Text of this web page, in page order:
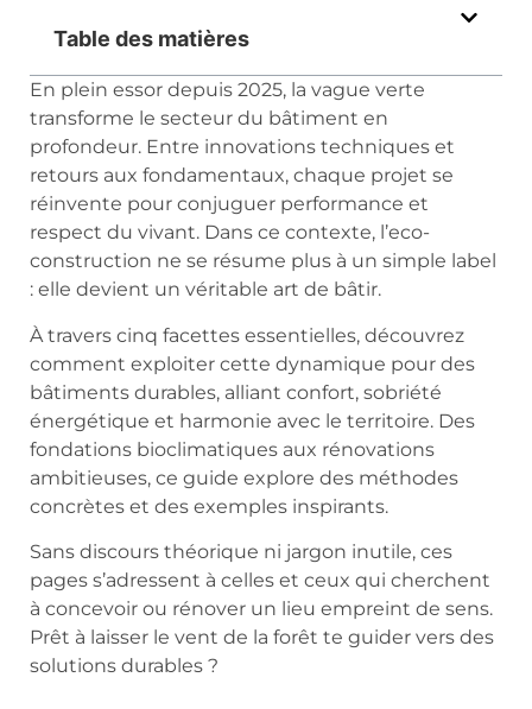
Table des matières
En plein essor depuis 2025, la vague verte
transforme le secteur du bâtiment en
profondeur. Entre innovations techniques et
retours aux fondamentaux, chaque projet se
réinvente pour conjuguer performance et
respect du vivant. Dans ce contexte, l’eco-
construction ne se résume plus à un simple label
: elle devient un véritable art de bâtir.
À travers cinq facettes essentielles, découvrez
comment exploiter cette dynamique pour des
bâtiments durables, alliant confort, sobriété
énergétique et harmonie avec le territoire. Des
fondations bioclimatiques aux rénovations
ambitieuses, ce guide explore des méthodes
concrètes et des exemples inspirants.
Sans discours théorique ni jargon inutile, ces
pages s’adressent à celles et ceux qui cherchent
à concevoir ou rénover un lieu empreint de sens.
Prêt à laisser le vent de la forêt te guider vers des
solutions durables ?